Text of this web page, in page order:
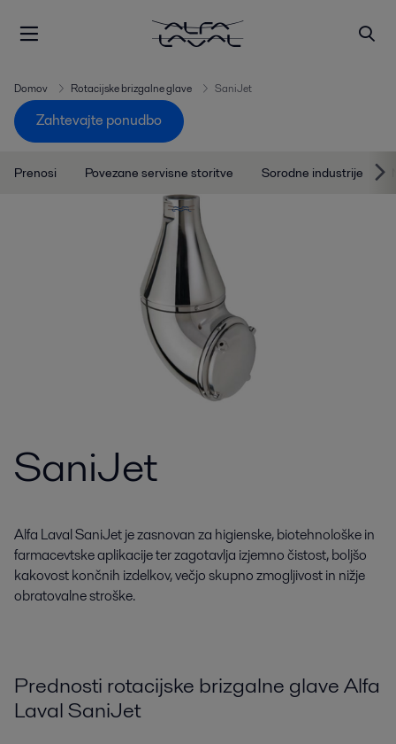
Domov Rotacijske brizgalne glave SaniJet
Zahtevajte ponudbo
Prenosi Povezane servisne storitve Sorodne industrije
SaniJet
Alfa Laval SaniJet je zasnovan za higienske, biotehnološke in
farmacevtske aplikacije ter zagotavlja izjemno čistost, boljšo
kakovost končnih izdelkov, večjo skupno zmogljivost in nižje
obratovalne stroške.
Prednosti rotacijske brizgalne glave Alfa
Laval SaniJet